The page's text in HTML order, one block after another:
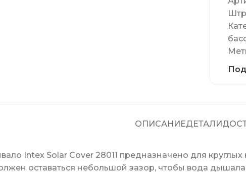
ОПИСАНИЕДЕТАЛИ
Intex Solar Cover 28011 предназначено для
оставаться небольшой зазор, чтобы вода